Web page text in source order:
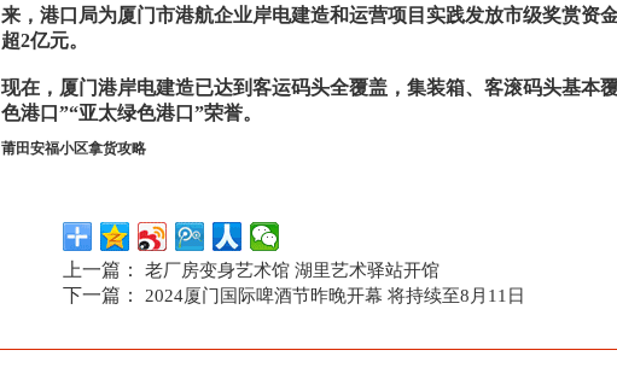
来，港口局为厦门市港航企业岸电建造和运营项目实践发放市级奖赏资
超2亿元。
现在，厦门港岸电建造已达到客运码头全覆盖，集装箱、客滚码头基
色港口”“亚太绿色港口”荣誉。
莆田安福小区拿货攻略
上一篇： 老厂房变身艺术馆 湖里艺术驿站开馆
下一篇： 2024厦门国际啤酒节昨晚开幕 将持续至8月11日